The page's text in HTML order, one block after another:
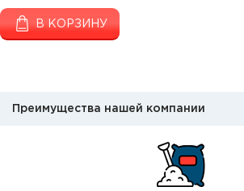
В КОРЗИНУ
Преимущества нашей компании